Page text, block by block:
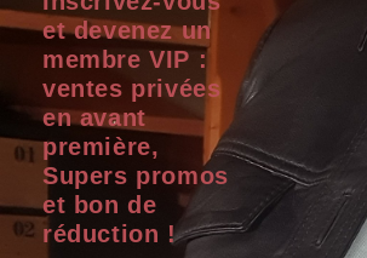
Soyez la première
et devenez un
membre VIP :
ventes privées
en avant
première,
Supers promos
et bon de
réduction !